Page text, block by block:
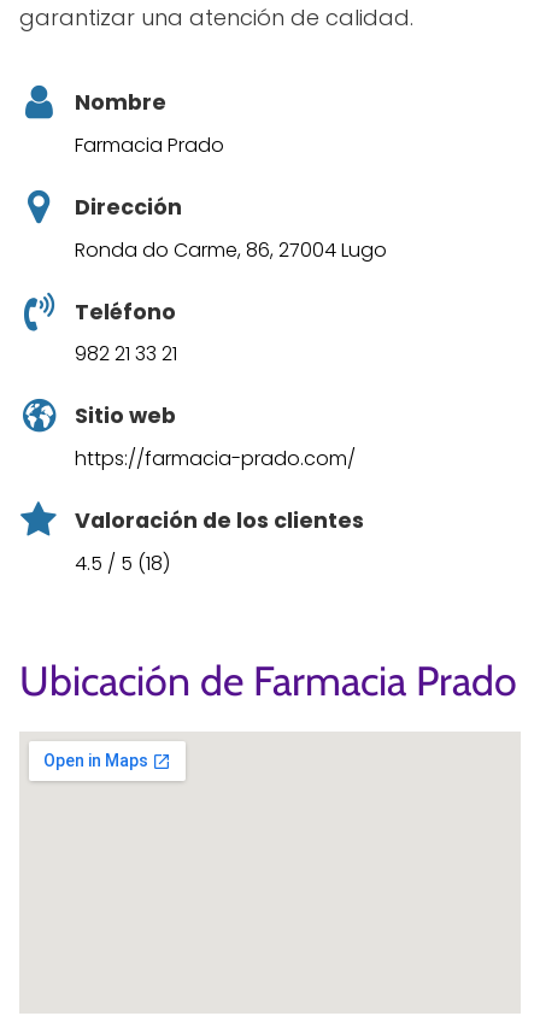
garantizar una atención de calidad.
Nombre
Farmacia Prado
Dirección
Ronda do Carme, 86, 27004 Lugo
Teléfono
982 21 33 21
Sitio web
https://farmacia-prado.com/
Valoración de los clientes
4.5 / 5 (18)
Ubicación de Farmacia Prado